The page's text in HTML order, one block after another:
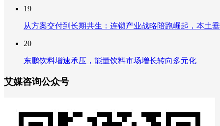
19
从方案交付到长期共生：连锁产业战略陪跑崛起，本土
20
东鹏饮料增速承压，能量饮料市场增长转向多元化
艾媒咨询公众号